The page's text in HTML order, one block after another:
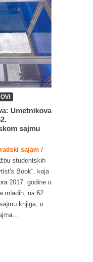
Umetnikova
sajmu
sajam /
studentskih
Book“, koja
2017. godine u
mladih, na 62.
knjiga, u